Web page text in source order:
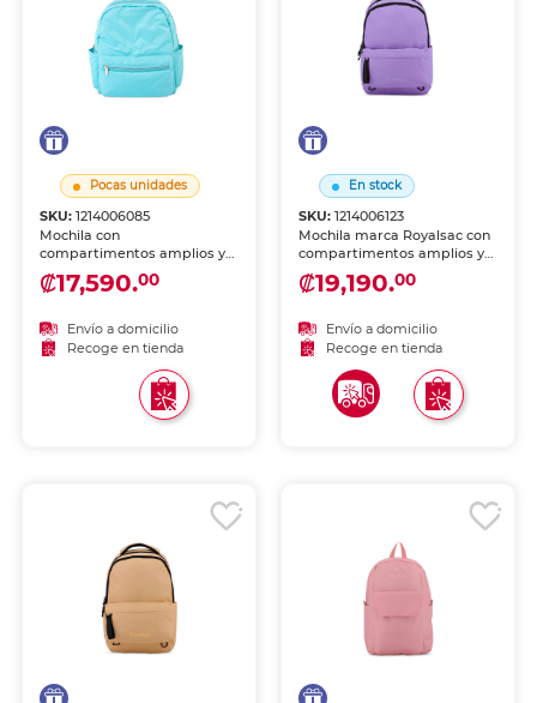
Pocas unidades
SKU:1214006085
Mochila con
compartimentos amplios y
diseño cómodo. Tirantes
acolchados y materiales
en escuela.
₡17,590.00
Envío a domicilio
Recoge en tienda
En stock
SKU: 1214006123
Mochila marca Royalsac con
compartimentos amplios y
diseño cómodo. Tirantes
acolchados y materiales
escuela, viaje o uso diario.
₡19,190.00
Envío a domicilio
Recoge en tienda